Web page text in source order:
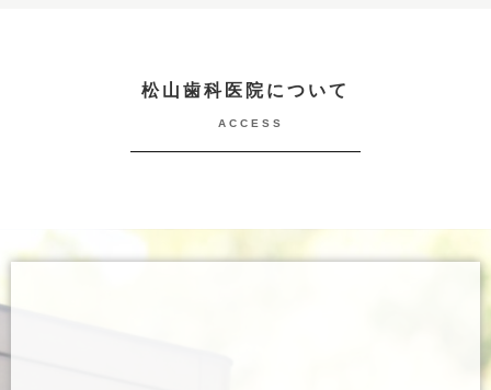
松山歯科医院について
ACCESS